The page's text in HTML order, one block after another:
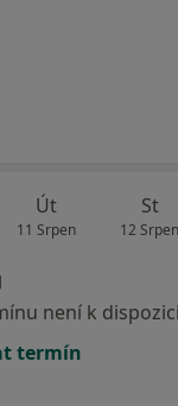
Út
11 Srpen
St
12 Srpen
není k dispozici
termín